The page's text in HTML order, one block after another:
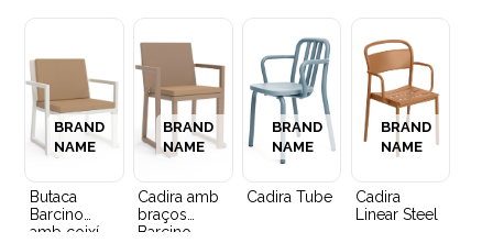
Butaca
Barcino
amb coixí
BRAND
NAME
Cadira amb
braços
Barcino
BRAND
NAME
Cadira Tube
BRAND
NAME
Cadira
Linear Steel
BRAND
NAME